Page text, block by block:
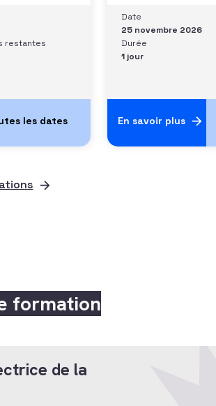
et
un
piloter le
restantes
son degré de
quoi elle se
quelle est sa
Date
25 novembre 2026
Durée
1 jour
En savoir plus
formation
de la